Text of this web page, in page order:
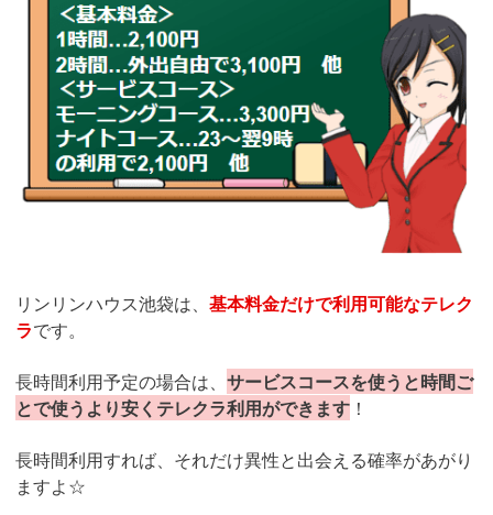
リンリンハウス池袋は、 基本料金だけで利用可能なテレク
ラです。
長時間利用予定の場合は、 サービスコースを使うと時間ご
とで使うより安くテレクラ利用ができます ！
長時間利用すれば、それだけ異性と出会える確率があがり
ますよ☆